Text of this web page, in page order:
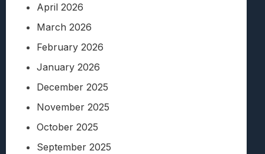
April 2026
March 2026
February 2026
January 2026
December 2025
November 2025
October 2025
September 2025